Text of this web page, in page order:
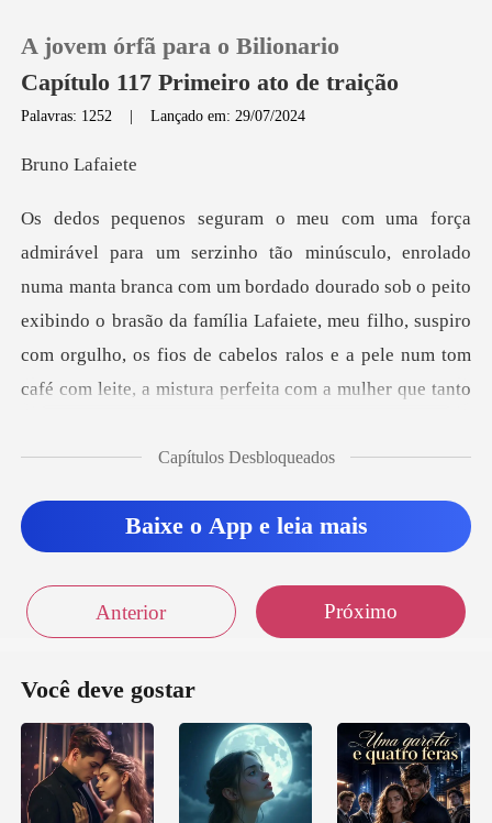
Loja
Histórico
Sair
A jovem órfã para o Bilionario
Capítulo 117 Primeiro ato de traição
Palavras: 1252 |Lançado em: 29/07/2024
o La
branca com um bordado dourado sob o peito
exibindo o brasão da família Lafaiete, meu filho, suspiro
com orgu
Capítulos Desbloqueados
Baixe o App e leia mais
Anterior Próximo
Você deve gostar